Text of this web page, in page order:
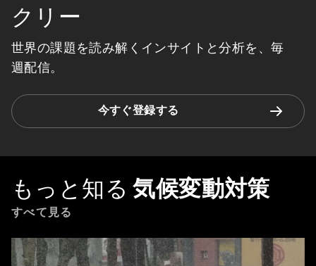
クリー
世界の課題を読み解くインサイトと分析を、毎
週配信。
今すぐ登録する
もっと知る 気候変動対策
すべて見る